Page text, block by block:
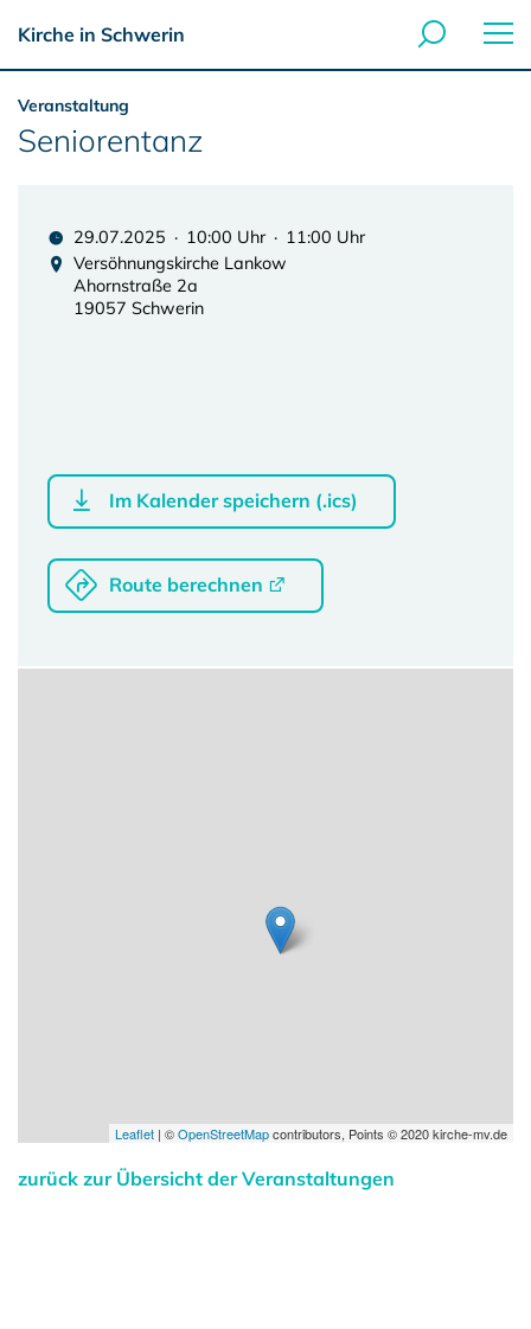
Kirche in Schwerin
Veranstaltung
Seniorentanz
29.07.2025 · 10:00 Uhr · 11:00 Uhr
Versöhnungskirche Lankow
Ahornstraße 2a
19057 Schwerin
Im Kalender speichern (.ics)
Route berechnen
Leaflet | ©OpenStreetMapcontributors, Points © 2020 kirche-mv.de
zurück zur Übersicht der Veranstaltungen